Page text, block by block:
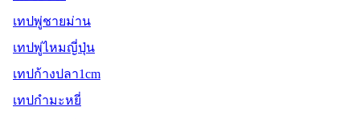
เทปพู่ชายม่าน
เทปพู่ไหมญี่ปุ่น
เทปก้างปลา1cm
เทปกำมะหยี่